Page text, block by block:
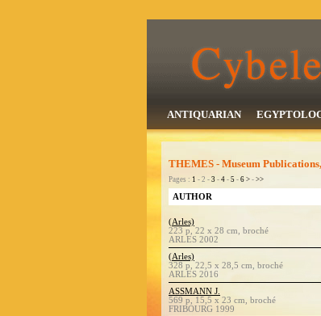
ANTIQUARIAN
THEMES - Museum
Pages : 1 - 2 - 3 - 4 - 5 - 6 > - >>
AUTHOR
(Arles)
223 p, 22 x 28 cm, broché
ARLES 2002
(Arles)
328 p, 22,5 x 28,5 cm, broché
ARLES 2016
ASSMANN J.
569 p, 15,5 x 23 cm, broché
FRIBOURG 1999